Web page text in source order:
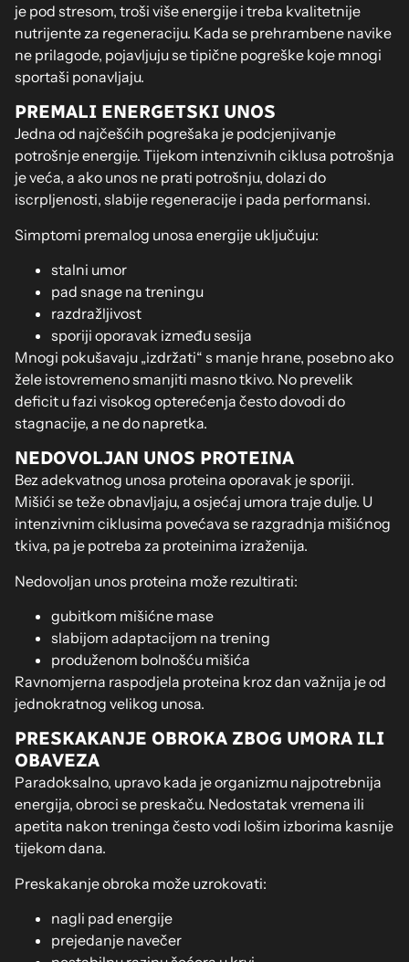
je pod stresom, troši više energije i treba kvalitetnije
nutrijente za regeneraciju. Kada se prehrambene navike
ne prilagode, pojavljuju se tipične pogreške koje mnogi
sportaši ponavljaju.
PREMALI ENERGETSKI UNOS
Jedna od najčešćih pogrešaka je podcjenjivanje
potrošnje energije. Tijekom intenzivnih ciklusa potrošnja
je veća, a ako unos ne prati potrošnju, dolazi do
iscrpljenosti, slabije regeneracije i pada performansi.
Simptomi premalog unosa energije uključuju:
stalni umor
pad snage na treningu
razdražljivost
sporiji oporavak između sesija
Mnogi pokušavaju „izdržati“ s manje hrane, posebno ako
žele istovremeno smanjiti masno tkivo. No prevelik
deficit u fazi visokog opterećenja često dovodi do
stagnacije, a ne do napretka.
NEDOVOLJAN UNOS PROTEINA
Bez adekvatnog unosa proteina oporavak je sporiji.
Mišići se teže obnavljaju, a osjećaj umora traje dulje. U
intenzivnim ciklusima povećava se razgradnja mišićnog
tkiva, pa je potreba za proteinima izraženija.
Nedovoljan unos proteina može rezultirati:
gubitkom mišićne mase
slabijom adaptacijom na trening
produženom bolnošću mišića
Ravnomjerna raspodjela proteina kroz dan važnija je od
jednokratnog velikog unosa.
PRESKAKANJE OBROKA ZBOG UMORA ILI
OBAVEZA
Paradoksalno, upravo kada je organizmu najpotrebnija
energija, obroci se preskaču. Nedostatak vremena ili
apetita nakon treninga često vodi lošim izborima kasnije
tijekom dana.
Preskakanje obroka može uzrokovati:
nagli pad energije
prejedanje navečer